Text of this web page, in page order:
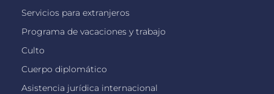
Servicios para extranjeros
Programa de vacaciones y trabajo
Culto
Cuerpo diplomático
Asistencia jurídica internacional